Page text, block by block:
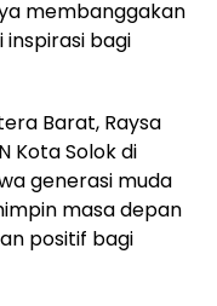
membanggakan
inspirasi bagi
Barat, Raysa
Kota Solok di
generasi muda
masa depan
positif bagi